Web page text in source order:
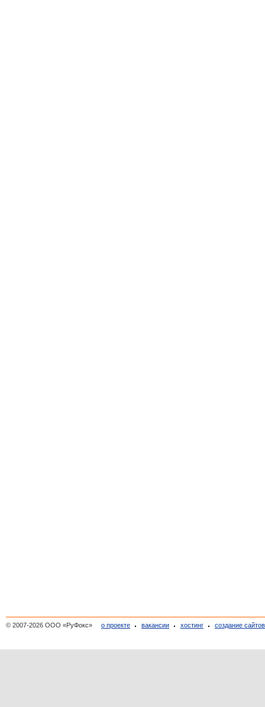
© 2007-2026 ООО «РуФокс» о проекте вакансии хостинг создание сайтов